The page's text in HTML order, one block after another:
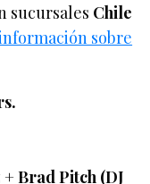
sucursales Chile
sobre
Brad Pitch (DJ